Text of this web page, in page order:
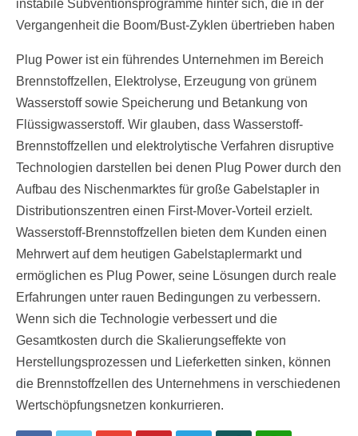
instabile Subventionsprogramme hinter sich, die in der
Vergangenheit die Boom/Bust-Zyklen übertrieben haben
Plug Power ist ein führendes Unternehmen im Bereich
Brennstoffzellen, Elektrolyse, Erzeugung von grünem
Wasserstoff sowie Speicherung und Betankung von
Flüssigwasserstoff. Wir glauben, dass Wasserstoff-
Brennstoffzellen und elektrolytische Verfahren disruptive
Technologien darstellen bei denen Plug Power durch den
Aufbau des Nischenmarktes für große Gabelstapler in
Distributionszentren einen First-Mover-Vorteil erzielt.
Wasserstoff-Brennstoffzellen bieten dem Kunden einen
Mehrwert auf dem heutigen Gabelstaplermarkt und
ermöglichen es Plug Power, seine Lösungen durch reale
Erfahrungen unter rauen Bedingungen zu verbessern.
Wenn sich die Technologie verbessert und die
Gesamtkosten durch die Skalierungseffekte von
Herstellungsprozessen und Lieferketten sinken, können
die Brennstoffzellen des Unternehmens in verschiedenen
Wertschöpfungsnetzen konkurrieren.